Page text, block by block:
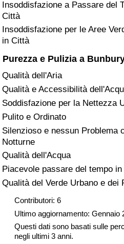
Insoddisfazione a Passare del
Città
Insoddisfazione per le Aree
in Città
Purezza e Pulizia a
Qualità dell'Aria
Qualità e Accessibilità
Soddisfazione per la Nettezza
Pulito e Ordinato
Silenzioso e nessun Problema
Notturne
Qualità dell'Acqua
Piacevole passare del tempo
Qualità del Verde Urbano e dei
Contributori: 6
Ultimo aggiornamento: Gennaio
Questi dati sono basati sulle
negli ultimi 3 anni.
Indice dell’Assistenza
Indice dell’Assistenza
Nazione
Inquinamento
Indice dell’Inquinamento
Indice di inquinamento
Indice dell’Inquinamento per
Traffico
Indice del Traffico
Indice del traffico (Corrente)